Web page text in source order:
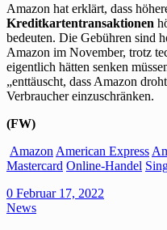
Amazon hat erklärt, dass
Kreditkartentransaktionen
bedeuten. Die Gebühren sind
Amazon im November, trotz
eigentlich hätten senken
„enttäuscht, dass Amazon
Verbraucher einzuschränken.
(FW)
Amazon American Express
Mastercard Online-Handel
0 Februar 17, 2022
News